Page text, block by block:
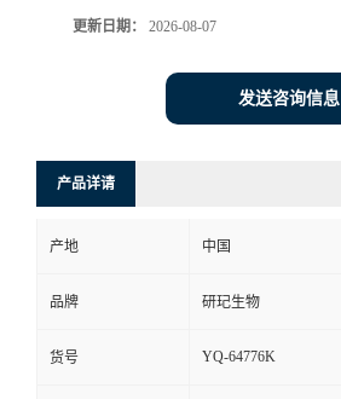
更新日期： 2026-08-07
发送咨询信息
产品详请
产地 中国
品牌 研玘生物
货号 YQ-64776K